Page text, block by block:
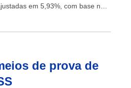
em 5,93%, com base na
de prova de